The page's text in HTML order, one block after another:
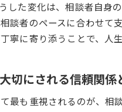
した変化は、相談者自身
談者のペースに合わせて
寧に寄り添うことで、人
切にされる信頼関係
最も重視されるのが、相